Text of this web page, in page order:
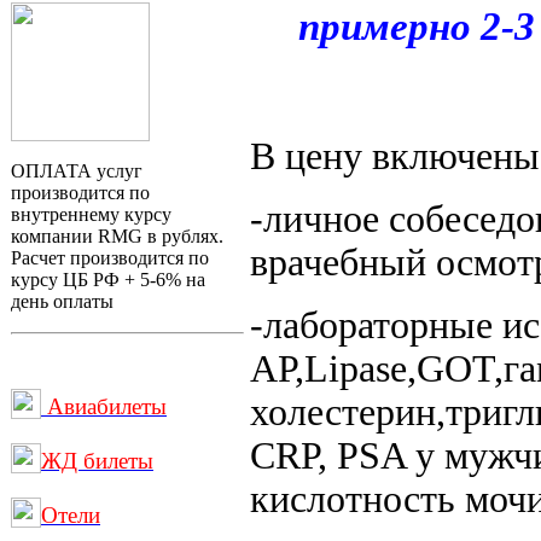
ОПЛАТА услуг
производится по
внутреннему курсу
компании RMG в рублях.
Расчет производится по
курсу ЦБ РФ + 5-6% на
день оплаты
Авиабилеты
ЖД билеты
Отели
примерно 2-
В цену
-личное
врачебный
-лабораторные
CRP, PSA у
кислотность